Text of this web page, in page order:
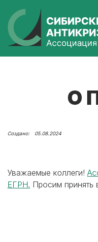
О
05.08.2024
Уважаемые коллеги!
ЕГРН. Просим принять